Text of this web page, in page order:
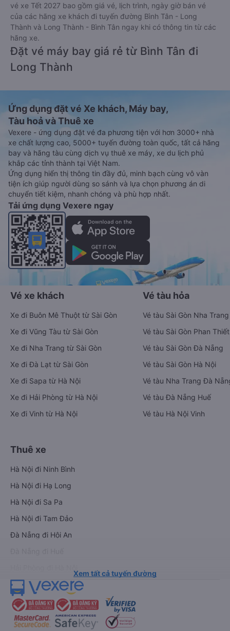
vé xe Tết 2027 bao gồm giá vé, lịch trình, ngày giờ bán vé
của các hãng xe khách đi tuyến đường Bình Tân - Long
Thành và Long Thành - Bình Tân ngay khi có thông tin từ các
hãng xe.
Đặt vé máy bay giá rẻ từ Bình Tân đi
Long Thành
Ứng dụng đặt vé Xe khách, Máy bay,
Tàu hoả và Thuê xe
Vexere - ứng dụng đặt vé đa phương tiện với hơn 3000+ nhà
xe chất lượng cao, 5000+ tuyến đường toàn quốc, tất cả hãng
bay và hãng tàu cùng dịch vụ thuê xe máy, xe du lịch phủ
khắp các tỉnh thành tại Việt Nam.
Ứng dụng hiển thị thông tin đầy đủ, minh bạch cùng vô vàn
tiện ích giúp người dùng so sánh và lựa chọn phương án di
chuyển tiết kiệm, nhanh chóng và phù hợp nhất.
Tải ứng dụng Vexere ngay
Vé xe khách
Xe đi Buôn Mê Thuột từ Sài Gòn
Xe đi Vũng Tàu từ Sài Gòn
Xe đi Nha Trang từ Sài Gòn
Xe đi Đà Lạt từ Sài Gòn
Xe đi Sapa từ Hà Nội
Xe đi Hải Phòng từ Hà Nội
Xe đi Vinh từ Hà Nội
Vé tàu hỏa
Vé tàu Sài Gòn Nha Trang
Vé tàu Sài Gòn Phan Thiết
Vé tàu Sài Gòn Đà Nẵng
Vé tàu Sài Gòn Hà Nội
Vé tàu Nha Trang Đà
Vé tàu Đà Nẵng Huế
Vé tàu Hà Nội Vinh
Thuê xe
Hà Nội đi Ninh Bình
Hà Nội đi Hạ Long
Hà Nội đi Sa Pa
Hà Nội đi Tam Đảo
Đà Nẵng đi Hội An
Xem tất cả tuyến đường